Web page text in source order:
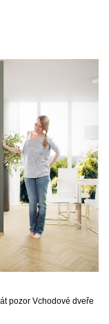
pozor Vchodové dveře